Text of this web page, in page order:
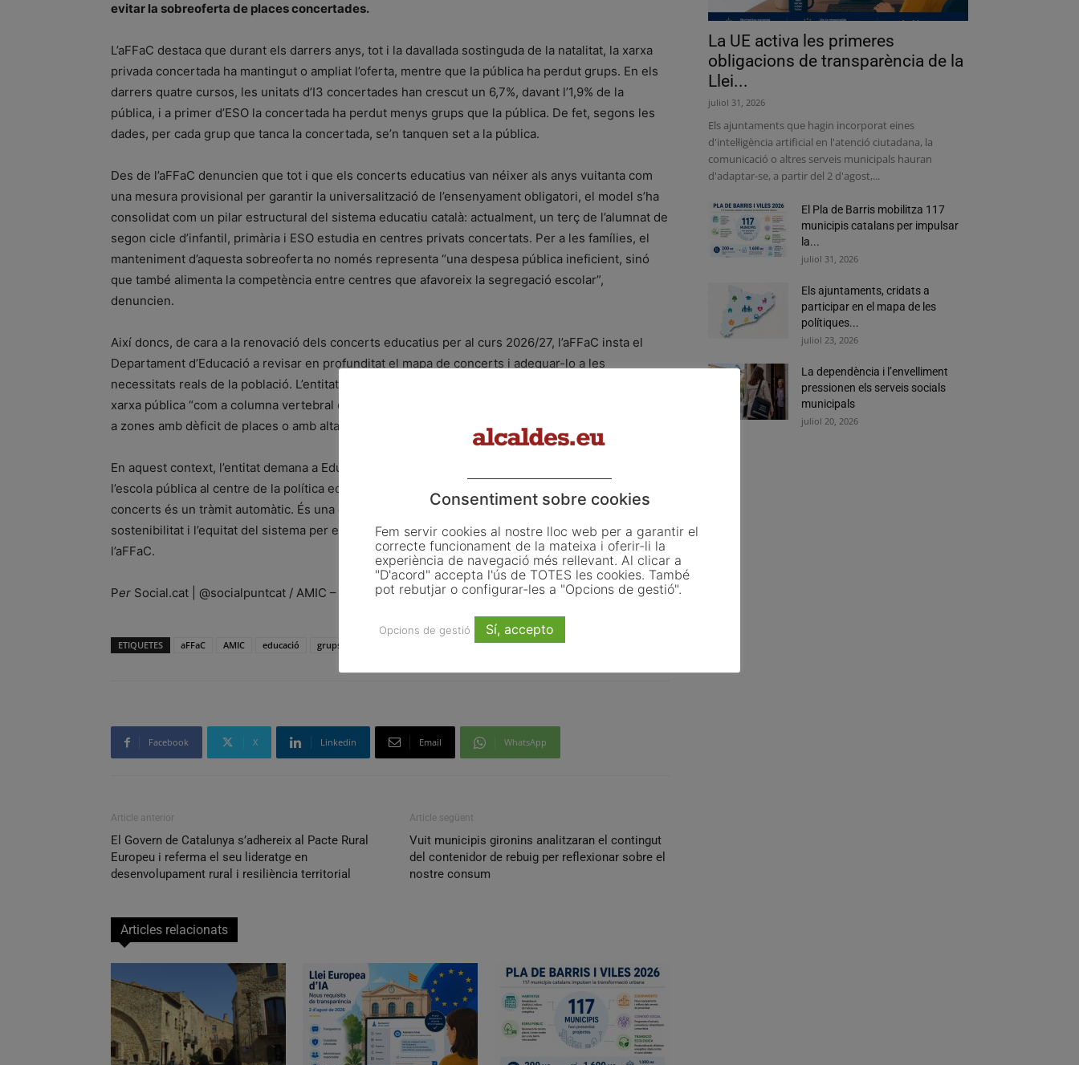
evitar la sobreoferta de places concertades.
L’aFFaC destaca que durant els darrers anys, tot i la davallada sostinguda de la natalitat, la xarxa
privada concertada ha mantingut o ampliat l’oferta, mentre que la pública ha perdut grups. En els
darrers quatre cursos, les unitats d’I3 concertades han crescut un 6,7%, davant l’1,9% de la
pública, i a primer d’ESO la concertada ha perdut menys grups que la pública. De fet, segons les
dades, per cada grup que tanca la concertada, se’n tanquen set a la pública.
Des de l’aFFaC denuncien que tot i que els concerts educatius van néixer als anys vuitanta com
una mesura provisional per garantir la universalització de l’ensenyament obligatori, el model s’ha
consolidat com un pilar estructural del sistema educatiu català: actualment, un terç de l’alumnat de
segon cicle d’infantil, primària i ESO estudia en centres privats concertats. Per a les famílies, el
manteniment d’aquesta sobreoferta no només representa “una despesa pública ineficient, sinó
que també alimenta la competència entre centres que afavoreix la segregació escolar”,
denuncien.
Així doncs, de cara a la renovació dels concerts educatius per al curs 2026/27, l’aFFaC insta el
Departament d’Educació a revisar en profunditat el mapa de concerts i adequar-lo a les
necessitats reals de la població. L’entitat defensa que cal reduir els concerts sobrants i reforçar la
xarxa pública “com a columna vertebral del sistema educatiu”. Demanen redistribuir recursos cap
a zones amb dèficit de places o amb alta concentració d’alumnat amb situació de vulnerabilitat.
En aquest context, l’entitat demana a Educació a revertir l’infrafinançament històric i a situar
l’escola pública al centre de la política educativa. “Cal trencar amb la idea que la renovació dels
concerts és un tràmit automàtic. És una decisió política i jurídica que ha de servir per prioritzar la
sostenibilitat i l’equitat del sistema per enfortir la xarxa pública”, destaca Lidón Gasull, directora de
l’aFFaC.
Per Social.cat | @socialpuntcat / AMIC – AMIC – Redacció
ETIQUETES aFFaC AMIC educació grups concertats places concertades
Facebook X Linkedin Email WhatsApp
Article anterior
El Govern de Catalunya s’adhereix al Pacte Rural
Europeu i referma el seu lideratge en
desenvolupament rural i resiliència territorial
Article següent
Vuit municipis gironins analitzaran el contingut
del contenidor de rebuig per reflexionar sobre el
nostre consum
Articles relacionats
La UE activa les primeres
obligacions de transparència de la
Llei...
juliol 31, 2026
Els ajuntaments que hagin incorporat eines
d'intel·ligència artificial en l'atenció ciutadana, la
comunicació o altres serveis municipals hauran
d'adaptar-se, a partir del 2 d'agost,...
El Pla de Barris mobilitza 117
municipis catalans per impulsar
la...
juliol 31, 2026
Els ajuntaments, cridats a
participar en el mapa de les
polítiques...
juliol 23, 2026
La dependència i l’envelliment
pressionen els serveis socials
municipals
juliol 20, 2026
Consentiment sobre cookies
Fem servir cookies al nostre lloc web per a garantir el
correcte funcionament de la mateixa i oferir-li la
experiència de navegació més rellevant. Al clicar a
"D'acord" accepta l'ús de TOTES les cookies. També
pot rebutjar o configurar-les a "Opcions de gestió".
Opcions de gestió Sí, accepto